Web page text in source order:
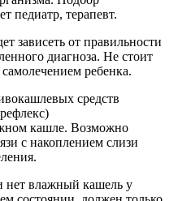
педиатр, терапевт.
зависеть от правильности
диагноза. Не стоит
ребенка.
средств
кашле. Возможно
с накоплением слизи
нет влажный кашель у